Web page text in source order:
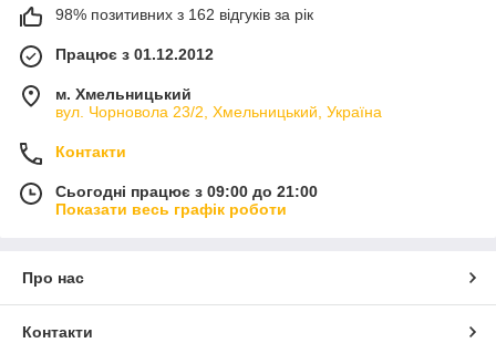
98% позитивних з 162 відгуків за рік
Працює з 01.12.2012
м. Хмельницький
вул. Чорновола 23/2, Хмельницький, Україна
Контакти
Сьогодні працює з 09:00 до 21:00
Показати весь графік роботи
Про нас
Контакти